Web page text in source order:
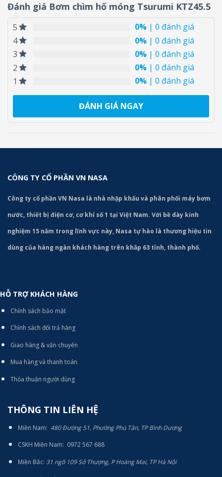
Đánh giá Bơm chìm hố móng Tsurumi KTZ45.5
5 0% | 0 đánh giá
4
0% | 0 đánh giá
3
0% | 0 đánh giá
2
0% | 0 đánh giá
1
0% | 0 đánh giá
ĐÁNH GIÁ NGAY
CÔNG TY CỔ PHẦN VN NASA
Công ty cổ phần VN Nasa là nhà nhập khẩu và phân phối máy bơm
nước, thiết bị điện cơ, cơ khí số 1 tại Việt Nam. Với bề dày kinh
nghiệm 15 năm trong lĩnh vực này, Nasa tự hào là thương hiệu tin
dùng của hàng ngàn khách hàng trên khắp 63 tỉnh, thành phố.
HỖ TRỢ KHÁCH HÀNG
Chính sách bảo mật
Chính sách đổi trả hàng
Giao hàng & vận chuyển
Mua hàng và thanh toán
Thỏa thuận người dùng
THÔNG TIN LIÊN HỆ
Miền Nam: 480 Đường 51, Phường Phú Tân, TP Bình Dương
CSKH Miền Nam: 0972 567 688
Miền Bắc: 31 ngõ 109 Sở Thượng, P Hoàng Mai, TP Hà Nội